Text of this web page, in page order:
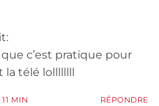
que c’est pratique pour
télé lollllllll
MIN RÉPONDRE